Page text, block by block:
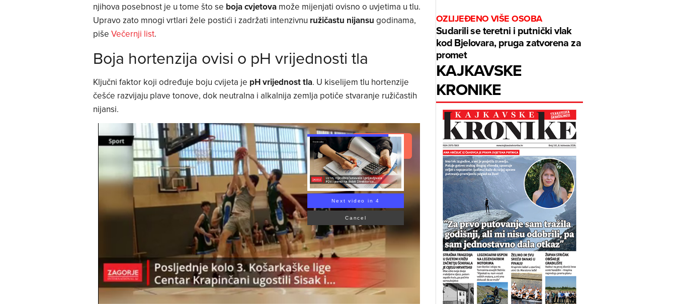
njihova posebnost je u tome što se boja cvjetovamože mijenjati ovisno o uvjetima u tlu.
Upravo zato mnogi vrtlari žele postići i zadržati intenzivnu ružičastu nijansu godinama,
piše Večernji list.
Boja hortenzija ovisi o pH vrijednosti tla
Ključni faktor koji određuje boju cvijeta je pH vrijednost tla. U kiselijem tlu hortenzije
češće razvijaju plave tonove, dok neutralna i alkalnija zemlja potiče stvaranje ružičastih
nijansi.
Read Article
Next video in 3
Cancel
OZLIJEĐENO VIŠE OSOBA
Sudarili se teretni i putnički vlak
kod Bjelovara, pruga zatvorena za
promet
KAJKAVSKE
KRONIKE